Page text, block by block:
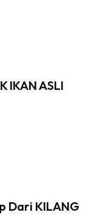
IKAN ASLI
Dari KILANG